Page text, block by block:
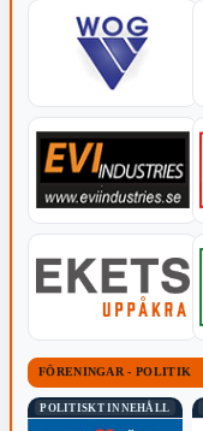
FÖRENINGAR - POLITIK
POLITISKT INNEHÅLL